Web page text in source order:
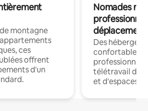
montagne
ces
offrent
d'un
Nomades
déplacement
Des
confortables
professionnels
télétravail
et d'espaces